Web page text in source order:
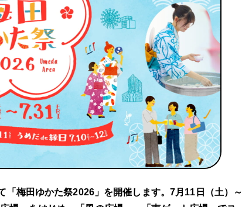
梅田ゆかた祭2026」を開催します。7月11日（土）～